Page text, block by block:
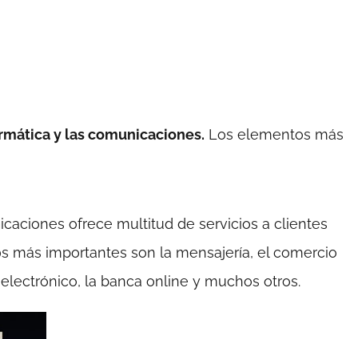
y las comunicaciones. Los elementos más
ofrece multitud de servicios a clientes
más importantes son la mensajería, el comercio
la banca online y muchos otros.